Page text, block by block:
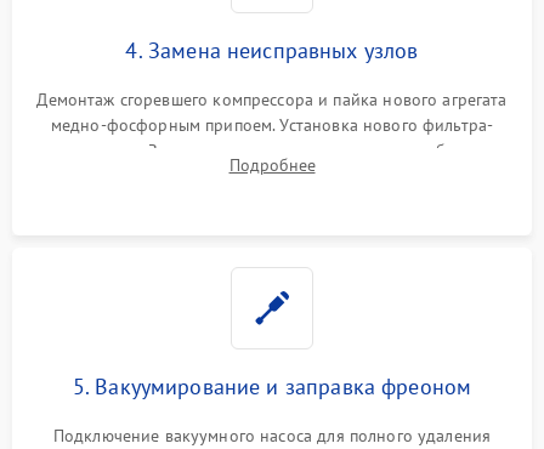
4. Замена неисправных узлов
Демонтаж сгоревшего компрессора и пайка нового агрегата
медно-фосфорным припоем. Установка нового фильтра-
осушителя. Замена изношенных вентиляторов обдува,
сломанных заслонок или поврежденных дверных петель.
Подробнее
5. Вакуумирование и заправка фреоном
Подключение вакуумного насоса для полного удаления